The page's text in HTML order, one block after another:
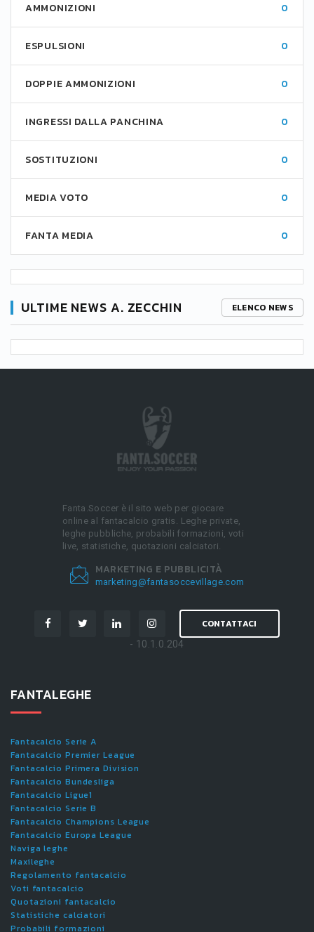
AMMONIZIONI 0
ESPULSIONI 0
DOPPIE AMMONIZIONI 0
INGRESSI DALLA PANCHINA 0
SOSTITUZIONI 0
MEDIA VOTO 0
FANTA MEDIA 0
ULTIME NEWS A. ZECCHIN ELENCO NEWS
Fanta.Soccer è il sito web per giocare
online al fantacalcio gratis. Leghe private,
leghe pubbliche, probabili formazioni, voti
live, statistiche, quotazioni calciatori.
MARKETING E PUBBLICITÀ
marketing@fantasoccevillage.com
CONTATTACI
- 10.1.0.204
FANTALEGHE
Fantacalcio Serie A
Fantacalcio Premier League
Fantacalcio Primera Division
Fantacalcio Bundesliga
Fantacalcio Ligue1
Fantacalcio Serie B
Fantacalcio Champions League
Fantacalcio Europa League
Naviga leghe
Maxileghe
Regolamento fantacalcio
Voti fantacalcio
Quotazioni fantacalcio
Statistiche calciatori
Probabili formazioni